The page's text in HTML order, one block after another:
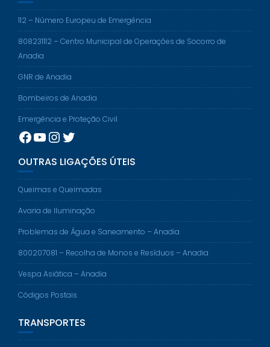
112 – Número Europeu de Emergência
808231112 – Centro Municipal de Operações de Socorro de
Anadia
GNR de Anadia
Bombeiros de Anadia
Emergência e Proteção Civil
Facebook
YouTube
Instagram
Twitter
OUTRAS LIGAÇÕES ÚTEIS
Queimas e Queimadas
Avaria de Iluminação
Problemas de Água e Saneamento – Anadia
800207081 – Recolha de Monos e Resíduos – Anadia
Vespa Asiática – Anadia
Códigos Postais
TRANSPORTES